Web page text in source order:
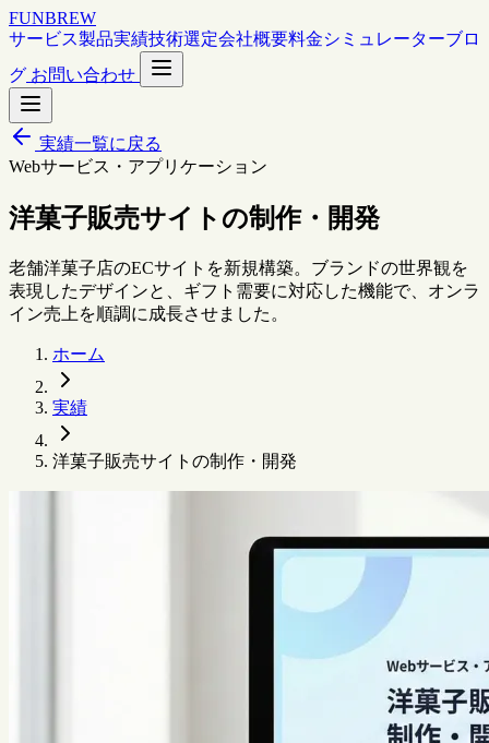
FUNBREW
サービス製品実績技術選定会社概要料金シミュレーターブロ
グ お問い合わせ
実績一覧に戻る
Webサービス・アプリケーション
洋菓子販売サイトの制作・開発
老舗洋菓子店のECサイトを新規構築。ブランドの世界観を
表現したデザインと、ギフト需要に対応した機能で、オンラ
イン売上を順調に成長させました。
ホーム
実績
洋菓子販売サイトの制作・開発